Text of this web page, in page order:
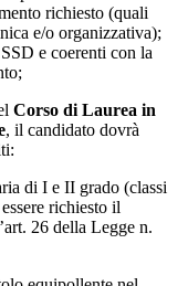
richiesto (quali
e/o organizzativa);
e coerenti con la
Corso di Laurea in
, il candidato dovrà
di I e II grado (classi
richiesto il
26 della Legge n.